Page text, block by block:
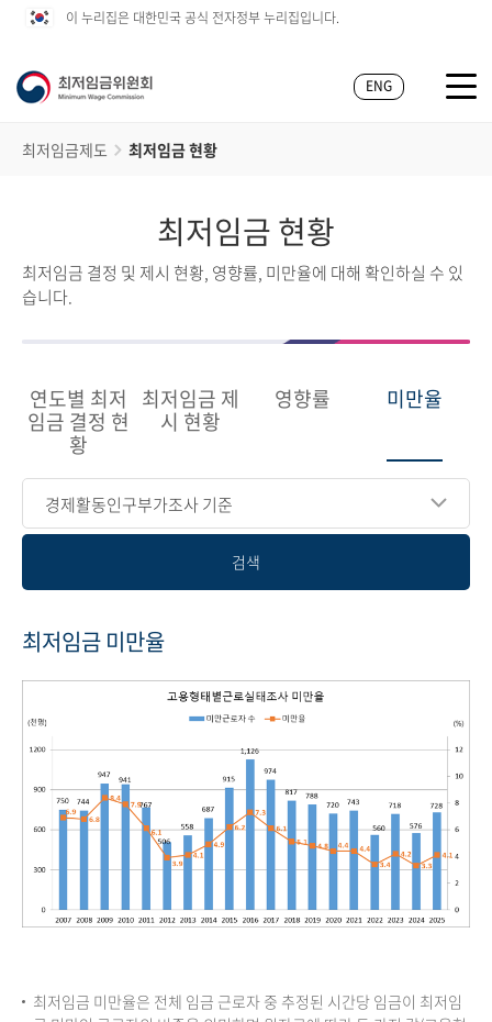
이 누리집은 대한민국 공식 전자정부 누리집입니다.
ENG
최저임금제도 최저임금 현황
최저임금 현황
최저임금 결정 및 제시 현황, 영향률, 미만율에 대해 확인하실 수 있
습니다.
연도별 최저
임금 결정 현
황
최저임금 제
시 현황
영향률 미만율
경제활동인구부가조사 기준
검색
최저임금 미만율
최저임금 미만율은 전체 임금 근로자 중 추정된 시간당 임금이 최저임